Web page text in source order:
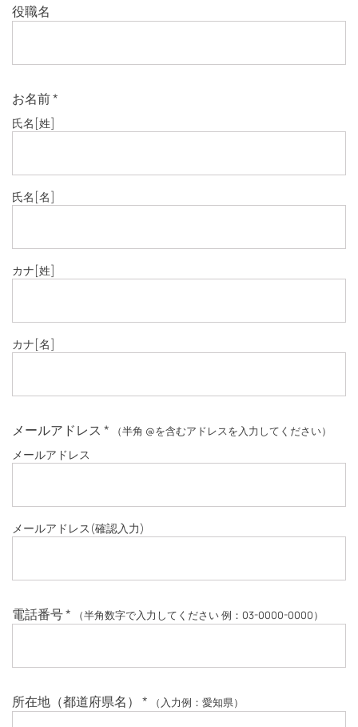
役職名
お名前*
氏名 [姓]
氏名 [名]
カナ[姓]
カナ[名]
メールアドレス * （半角 @を含むアドレスを入力してください）
メールアドレス
メールアドレス (確認入力)
電話番号* （半角数字で入力してください 例：03-0000-0000）
所在地（都道府県名） * （入力例：愛知県）